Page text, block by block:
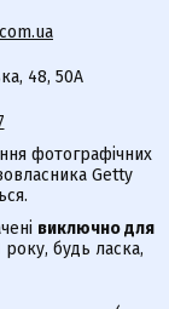
48, 50А
фотографічних
Getty
виключно для
будь ласка,